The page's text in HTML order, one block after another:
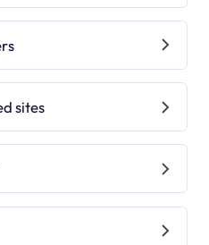
sites